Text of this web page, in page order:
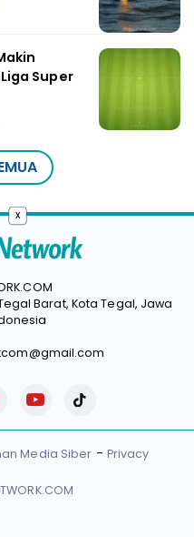
Super
Barat, Kota Tegal, Jawa
Media Siber Privacy
x